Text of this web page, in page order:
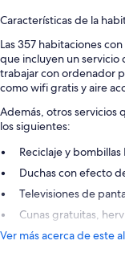
Características de la
Las 357 habitaciones
que incluyen un servicio
trabajar con ordenador
como wifi gratis y aire
Además, otros servicios
los siguientes:
Reciclaje y bombillas
Duchas con efecto
Televisiones de
Cunas gratuitas,
Ver más acerca de este